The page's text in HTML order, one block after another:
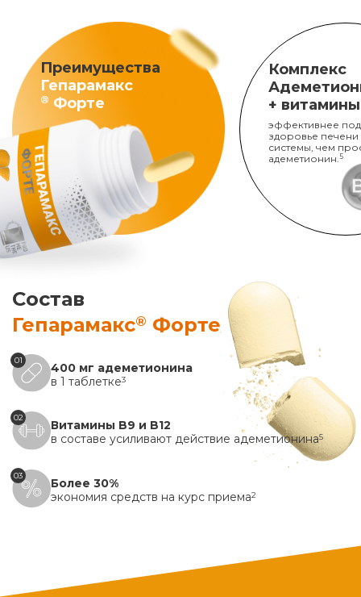
Преимущества
Гепарамакс
® Форте
Комплекс
+
эффективнее
здоровье печени
системы, чем
адеметионин. 5
Состав
Гепарамакс® Форте
01
400 мг адеметионина
в 1 таблетке3
02
Витамины B9 и B12
в составе усиливают действие адеметионина5
03
Более 30%
экономия средств на курс приема2